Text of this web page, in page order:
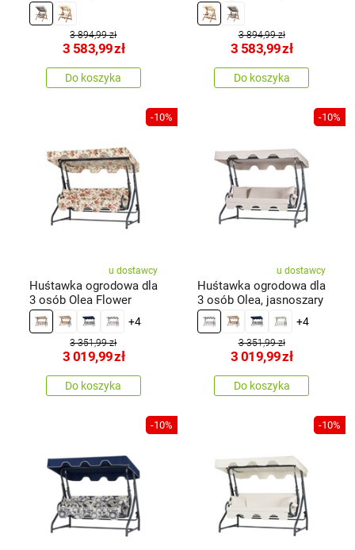
3 894,99 zł
3 583,99zł
Do koszyka
3 894,99 zł
3 583,99zł
Do koszyka
-10%
u dostawcy
Huśtawka ogrodowa dla
3 osób Olea Flower
+4
3 351,99 zł
3 019,99zł
Do koszyka
-10%
u dostawcy
Huśtawka ogrodowa dla
3 osób Olea, jasnoszary
+4
3 351,99 zł
3 019,99zł
Do koszyka
-10% -10%